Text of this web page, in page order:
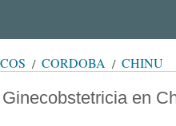
CÓRDOBA CHINÚ
Ginecobstetricia en